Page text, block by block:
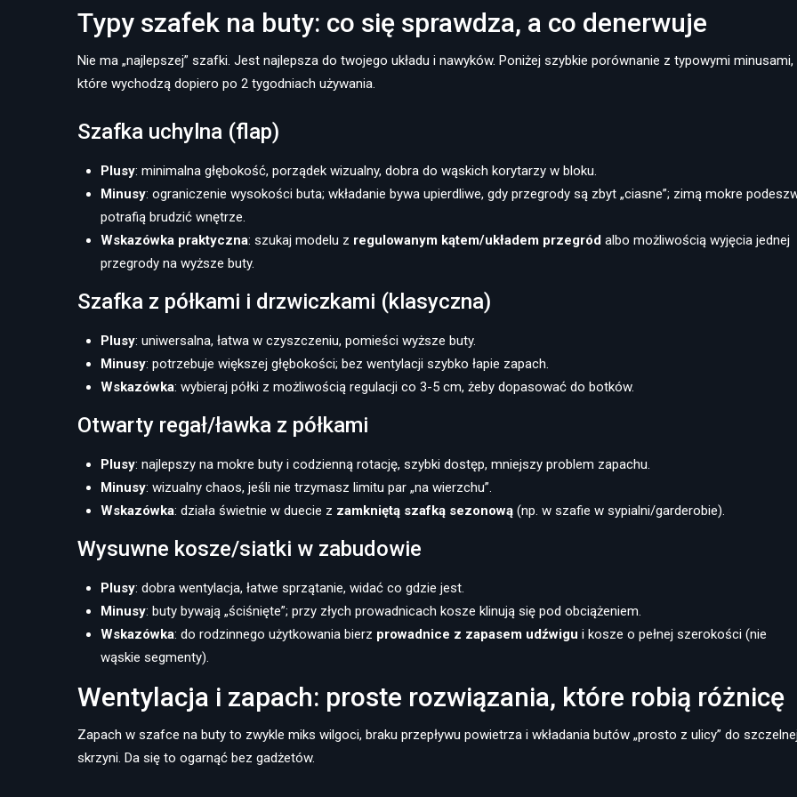
Typy szafek na buty: co się sprawdza, a co denerwuje
Nie ma „najlepszej” szafki. Jest najlepsza do twojego układu i nawyków. Poniżej szybkie porównanie z typowymi minusami,
które wychodzą dopiero po 2 tygodniach używania.
Szafka uchylna (flap)
Plusy: minimalna głębokość, porządek wizualny, dobra do wąskich korytarzy w bloku.
Minusy: ograniczenie wysokości buta; wkładanie bywa upierdliwe, gdy przegrody są zbyt „ciasne”; zimą mokre
potrafią brudzić wnętrze.
Wskazówka praktyczna: szukaj modelu z regulowanym kątem/układem przegród albo możliwością wyjęcia jednej
przegrody na wyższe buty.
Szafka z półkami i drzwiczkami (klasyczna)
Plusy: uniwersalna, łatwa w czyszczeniu, pomieści wyższe buty.
Minusy: potrzebuje większej głębokości; bez wentylacji szybko łapie zapach.
Wskazówka: wybieraj półki z możliwością regulacji co 3-5 cm, żeby dopasować do botków.
Otwarty regał/ławka z półkami
Plusy: najlepszy na mokre buty i codzienną rotację, szybki dostęp, mniejszy problem zapachu.
Minusy: wizualny chaos, jeśli nie trzymasz limitu par „na wierzchu”.
Wskazówka: działa świetnie w duecie z zamkniętą szafką sezonową (np. w szafie w sypialni/garderobie).
Wysuwne kosze/siatki w zabudowie
Plusy: dobra wentylacja, łatwe sprzątanie, widać co gdzie jest.
Minusy: buty bywają „ściśnięte”; przy złych prowadnicach kosze klinują się pod obciążeniem.
Wskazówka: do rodzinnego użytkowania bierz prowadnice z zapasem udźwigu i kosze o pełnej szerokości (nie
wąskie segmenty).
Wentylacja i zapach: proste rozwiązania, które robią różnicę
Zapach w szafce na buty to zwykle miks wilgoci, braku przepływu powietrza i wkładania butów „prosto z ulicy” do
skrzyni. Da się to ogarnąć bez gadżetów.